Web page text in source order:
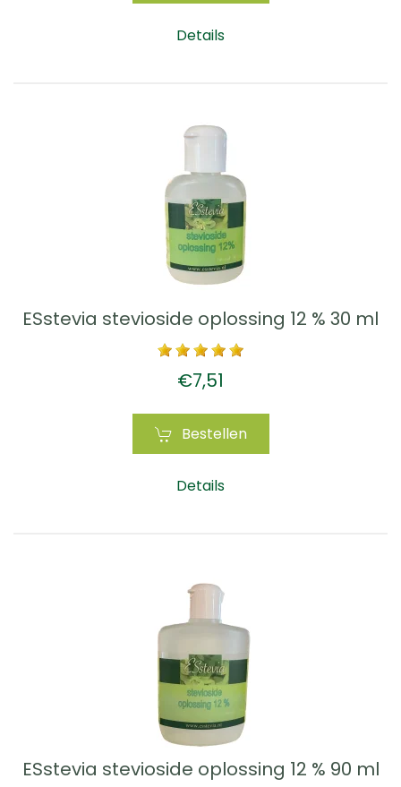
Details
ESstevia stevioside oplossing 12 % 30 ml
€7,51
Bestellen
Details
ESstevia stevioside oplossing 12 % 90 ml